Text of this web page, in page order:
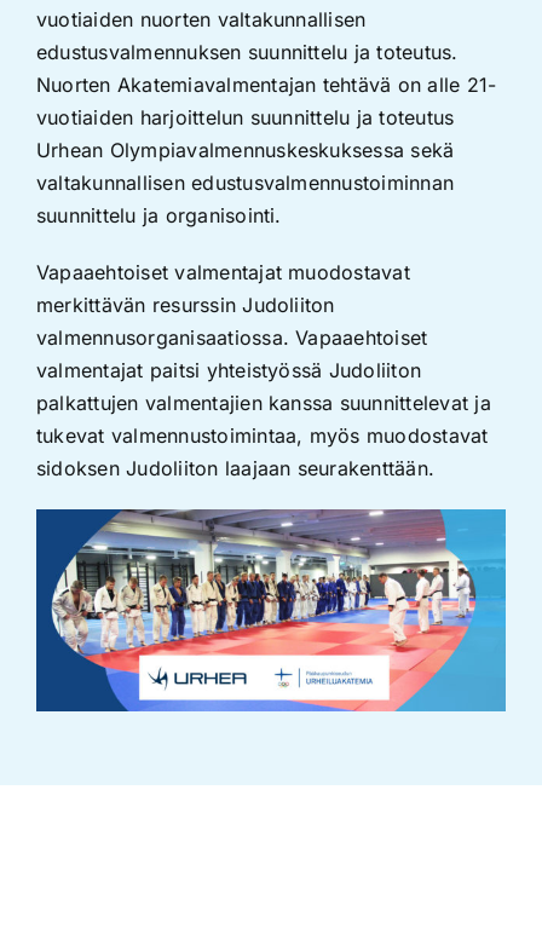
vuotiaiden nuorten valtakunnallisen
edustusvalmennuksen suunnittelu ja toteutus.
Nuorten Akatemiavalmentajan tehtävä on alle 21-
vuotiaiden harjoittelun suunnittelu ja toteutus
Urhean Olympiavalmennuskeskuksessa sekä
valtakunnallisen edustusvalmennustoiminnan
suunnittelu ja organisointi.
Vapaaehtoiset valmentajat muodostavat
merkittävän resurssin Judoliiton
valmennusorganisaatiossa. Vapaaehtoiset
valmentajat paitsi yhteistyössä Judoliiton
palkattujen valmentajien kanssa suunnittelevat ja
tukevat valmennustoimintaa, myös muodostavat
sidoksen Judoliiton laajaan seurakenttään.